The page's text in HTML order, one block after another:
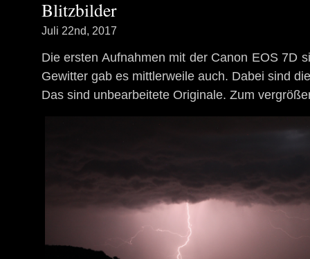
Blitzbilder
Juli 22nd, 2017
Die ersten Aufnahmen mit der Canon EOS 7D
Gewitter gab es mittlerweile auch. Dabei sind
Das sind unbearbeitete Originale. Zum